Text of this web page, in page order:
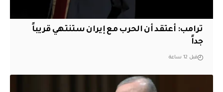
‏ترامب: أعتقد أن الحرب مع إيران ستنتهي قريباً
جداً
قبل 12 ساعة